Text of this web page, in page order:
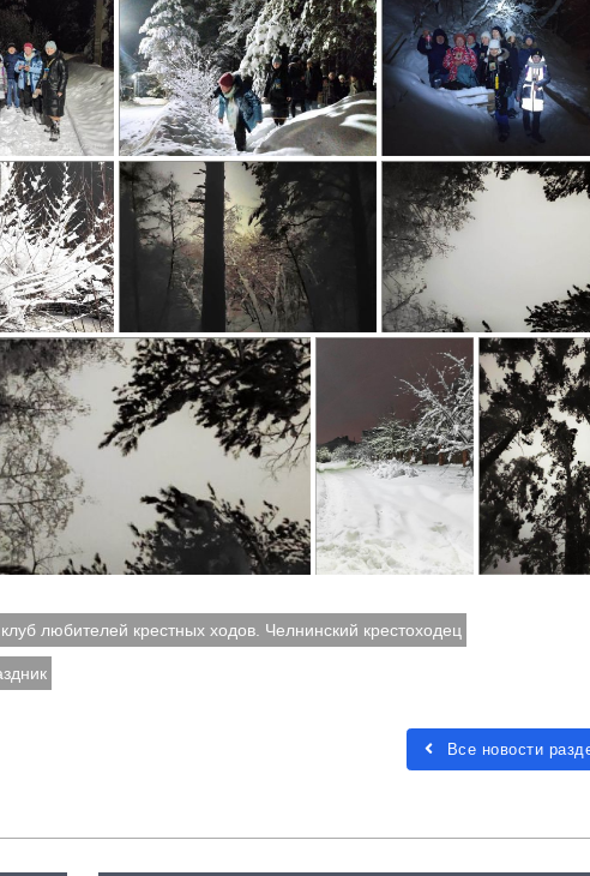
клуб любителей крестных ходов. Челнинский крестоходец
Все новости